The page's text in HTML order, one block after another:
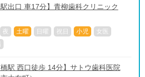
駅出口 車17分】青柳歯科クリニック
夜 土曜 日曜 祝日 小児
女医
橋駅 西口徒歩 14分】サトウ歯科医院